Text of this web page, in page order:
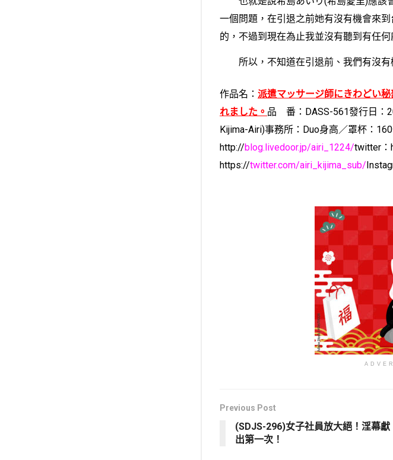
一個問題，在引退之前她有沒有機會來
的，不過到現在為止我並沒有聽到有任
所以，不知道在引退前、我們有沒有
作品名： 派遣マッサージ師にきわどい
れました。 品 番：DASS-561發行日：
Kijima-Airi)事務所：Duo身高／罩杯：
http://blog.livedoor.jp/airi_1224/twitter
https://twitter.com/airi_kijima_sub/
Previous Post
(SDJS-296)女子社員放大絕！淫幕獻
出第一次！